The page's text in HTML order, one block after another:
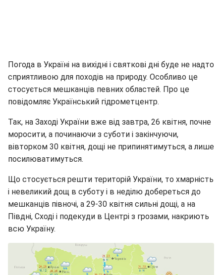
Погода в Україні на вихідні і святкові дні буде не надто
сприятливою для походів на природу. Особливо це
стосується мешканців певних областей. Про це
повідомляє Український гідрометцентр.
Так, на Заході України вже від завтра, 26 квітня, почне
моросити, а починаючи з суботи і закінчуючи,
вівторком 30 квітня, дощі не припинятимуться, а лише
посилюватимуться.
Що стосується решти територій України, то хмарність
і невеликий дощ в суботу і в неділю добереться до
мешканців півночі, а 29-30 квітня сильні дощі, а на
Півдні, Сході і подекуди в Центрі з грозами, накриють
всю Україну.